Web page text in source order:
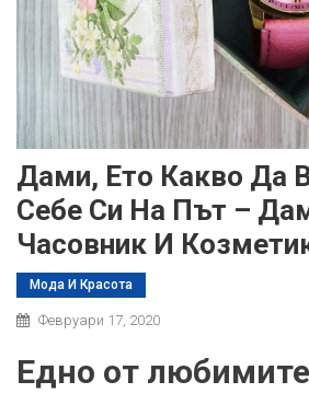
Дами, Ето Какво Да
Себе Си На Път –
Часовник И
Мода И Красота
Февруари 17, 2020
Едно от любимите